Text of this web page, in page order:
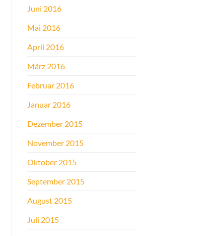
Juni 2016
Mai 2016
April 2016
März 2016
Februar 2016
Januar 2016
Dezember 2015
November 2015
Oktober 2015
September 2015
August 2015
Juli 2015